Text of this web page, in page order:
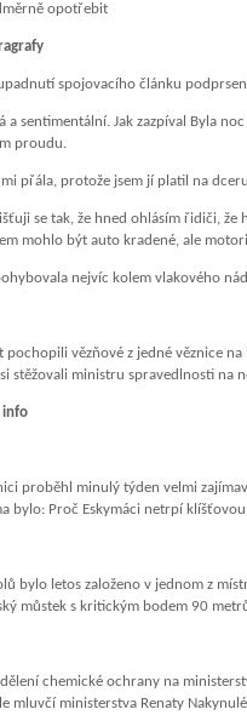
opotřebit
spojovacího článku
a sentimentální. Jak zazpíval Byla
proudu.
mi přála, protože jsem jí platil na
se tak, že hned ohlásím řidiči,
mohlo být auto kradené, ale
nejvíc kolem vlakového
pochopili vězňové z jedné věznice
si stěžovali ministru spravedlnosti na
info
proběhl minulý týden velmi
bylo: Proč Eskymáci netrpí
bylo letos založeno v jednom z
můstek s kritickým bodem 90
chemické ochrany na
mluvčí ministerstva Renaty